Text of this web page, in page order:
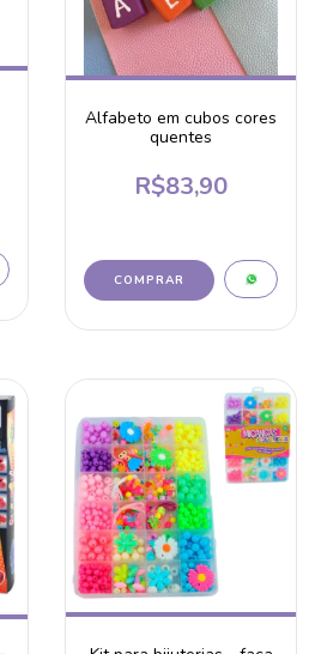
Alfabeto em cubos cores
quentes
R$83,90